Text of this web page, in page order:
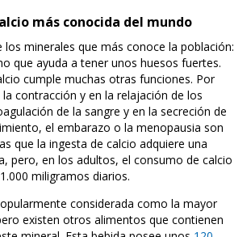
más conocida del mundo
los minerales que más conoce la población:
que ayuda a tener unos huesos fuertes.
cumple muchas otras funciones. Por
contracción y en la relajación de los
de la sangre y en la secreción de
el embarazo o la menopausia son
que la ingesta de calcio adquiere una
pero, en los adultos, el consumo de calcio
miligramos diarios.
considerada como la mayor
existen otros alimentos que contienen